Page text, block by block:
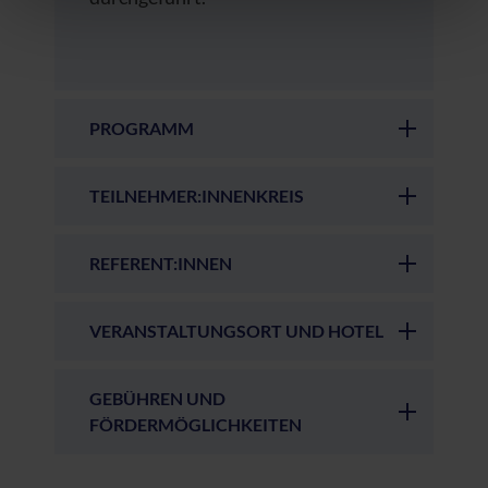
PROGRAMM
TEILNEHMER:INNENKREIS
REFERENT:INNEN
VERANSTALTUNGSORT UND HOTEL
GEBÜHREN UND
FÖRDERMÖGLICHKEITEN